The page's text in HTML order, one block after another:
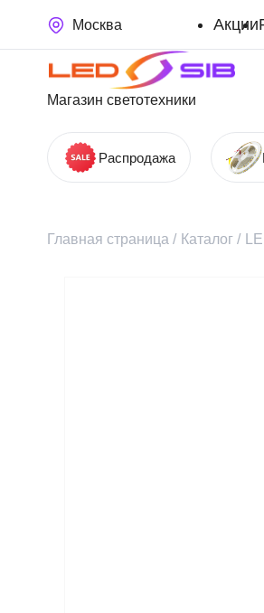
Москва Акции
Магазин светотехники
Распродажа
Главная страница / Каталог /